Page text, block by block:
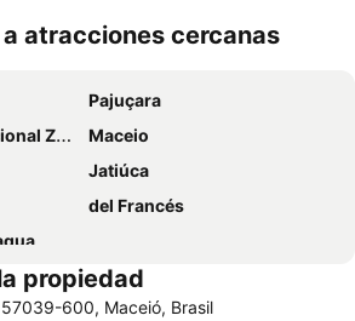
atracciones cercanas
Pajuçara
Palmares
Maceio
Jatiúca
del Francés
propiedad
600, Maceió, Brasil